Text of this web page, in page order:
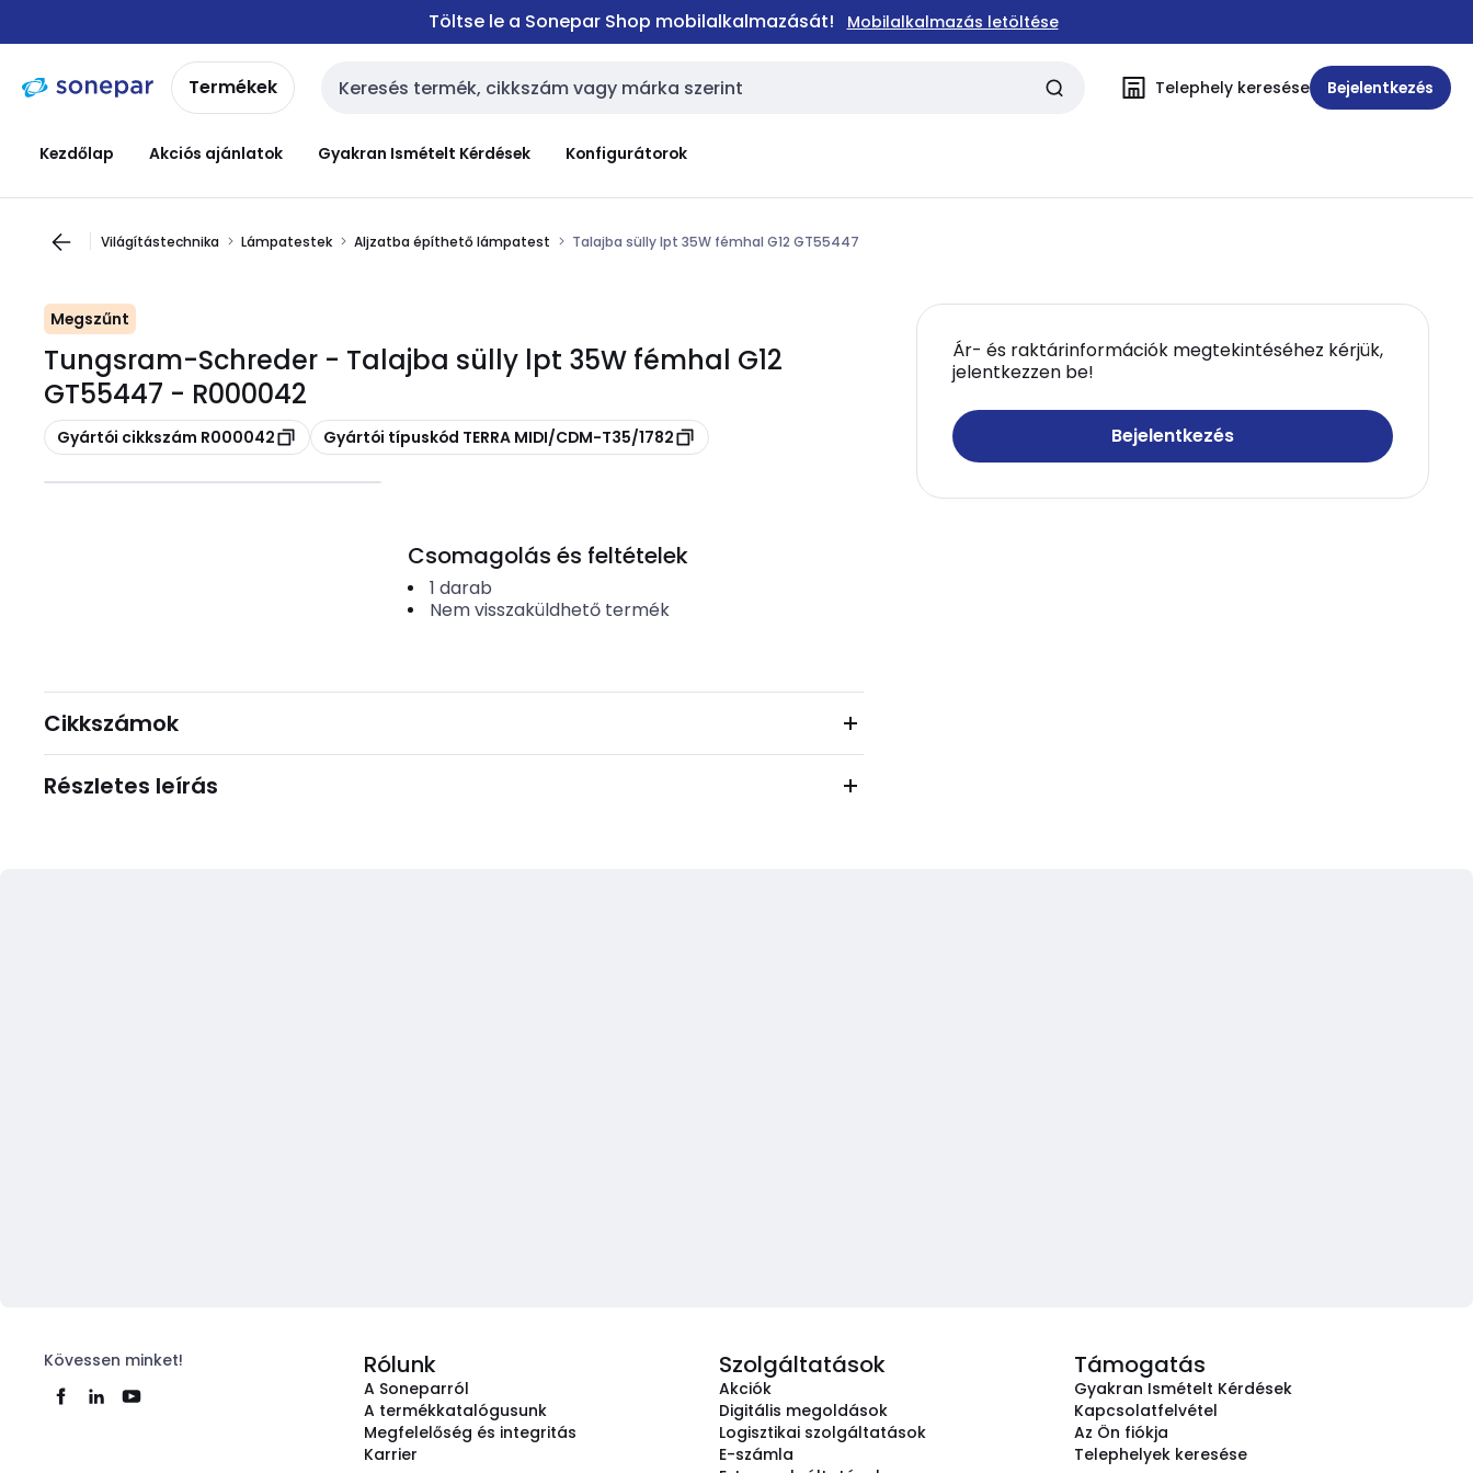
navigációhoztartalomra
Töltse le a Sonepar Shop mobilalkalmazását! Mobilalkalmazás letöltése
Termékek Keresési bemenet Telephely keresése Bejelentkezés
Kezdőlap Akciós ajánlatok Gyakran Ismételt Kérdések Konfigurátorok
Világítástechnika Lámpatestek Aljzatba építhető lámpatest Talajba sülly lpt 35W fémhal G12 GT55447
Megszűnt
Tungsram-Schreder - Talajba sülly lpt 35W fémhal G12
GT55447 - R000042
Másolás
Gyártói cikkszám R000042 Másolás
Gyártói típuskód TERRA MIDI/CDM-T35/1782
Ár- és raktárinformációk megtekintéséhez kérjük,
jelentkezzen be!
Bejelentkezés
Csomagolás és feltételek
1 darab
Nem visszaküldhető termék
Cikkszámok
Részletes leírás
Kövessen minket! Rólunk
A Soneparról
A termékkatalógusunk
Megfelelőség és integritás
Karrier
Szolgáltatások
Akciók
Digitális megoldások
Logisztikai szolgáltatások
E-számla
Támogatás
Gyakran Ismételt Kérdések
Kapcsolatfelvétel
Az Ön fiókja
Telephelyek keresése